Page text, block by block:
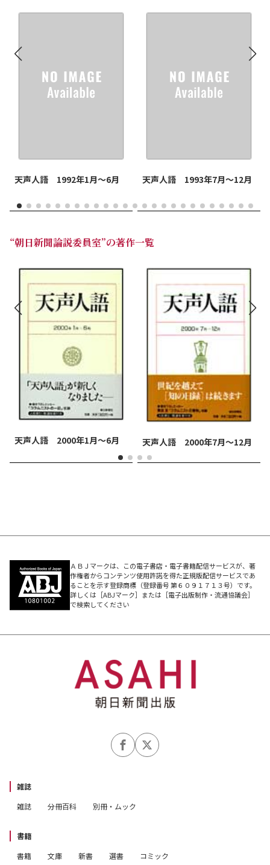
天声人語 1992年1月～6月 天声人語 1993年7月～12月
“朝日新聞論説委員室”の著作一覧
天声人語 2000年1月～6月 天声人語 2000年7月～12月
ＡＢＪマークは、この電子書店・電子書籍配信サービスが、著
作権者からコンテンツ使用許諾を得た正規版配信サービスであ
ることを示す登録商標（登録番号 第６０９１７１３号）です。
詳しくは［ABJマーク］または［電子出版制作・流通協議会］
で検索してください
雑誌
雑誌
分冊百科 別冊・ムック
書籍
書籍
文庫 新書 選書 コミック